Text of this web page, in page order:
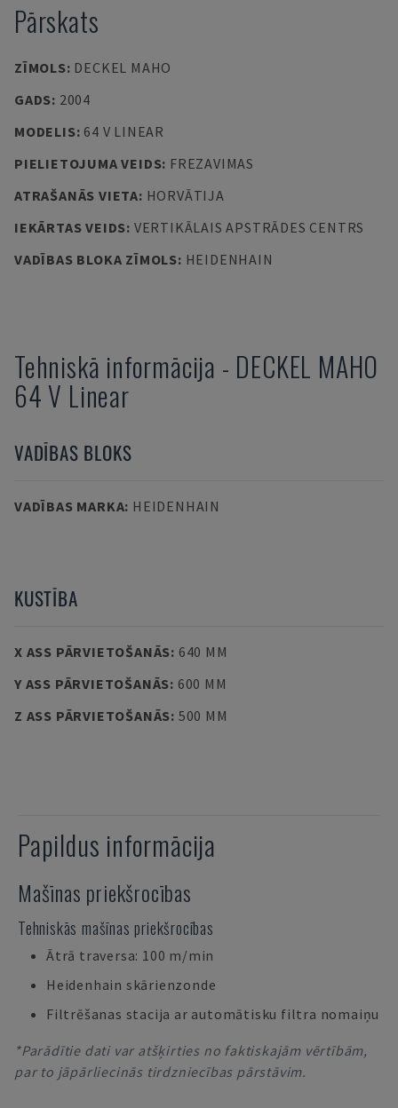
Pārskats
ZĪMOLS: DECKEL MAHO
GADS: 2004
MODELIS: 64 V LINEAR
PIELIETOJUMA VEIDS: FREZAVIMAS
ATRAŠANĀS VIETA: HORVĀTIJA
IEKĀRTAS VEIDS: VERTIKĀLAIS APSTRĀDES CENTRS
VADĪBAS BLOKA ZĪMOLS: HEIDENHAIN
Tehniskā informācija - DECKEL MAHO
64 V Linear
VADĪBAS BLOKS
VADĪBAS MARKA: HEIDENHAIN
KUSTĪBA
X ASS PĀRVIETOŠANĀS: 640 MM
Y ASS PĀRVIETOŠANĀS: 600 MM
Z ASS PĀRVIETOŠANĀS: 500 MM
Papildus informācija
Mašīnas priekšrocības
Tehniskās mašīnas priekšrocības
Ātrā traversa: 100 m/min
Heidenhain skārienzonde
Filtrēšanas stacija ar automātisku filtra nomaiņu
*Parādītie dati var atšķirties no faktiskajām vērtībām,
par to jāpārliecinās tirdzniecības pārstāvim.